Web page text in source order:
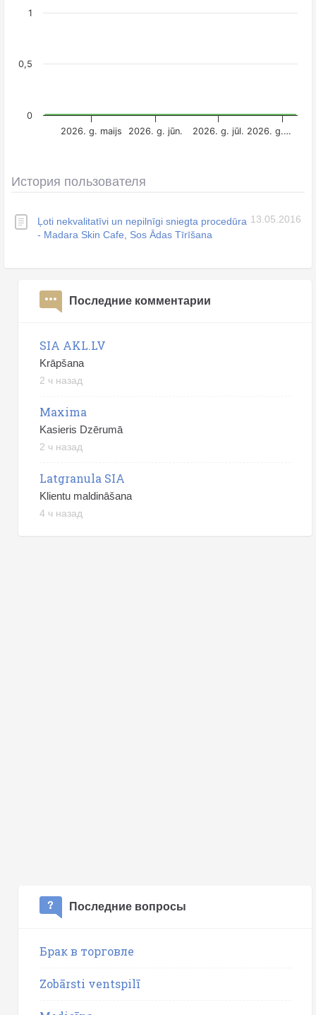
2026. g. maijs 2026. g. jūn. 2026. g. jūl. 2026. g.…
0
0,5
1
История пользователя
Ļoti nekvalitatīvi un nepilnīgi sniegta procedūra
- Madara Skin Cafe, Sos Ādas Tīrīšana
13.05.2016
Последние комментарии
SIA AKL.LV
Krāpšana
2 ч назад
Maxima
Kasieris Dzērumā
2 ч назад
Latgranula SIA
Klientu maldināšana
4 ч назад
Последние вопросы
Брак в торговле
Zobārsti ventspilī